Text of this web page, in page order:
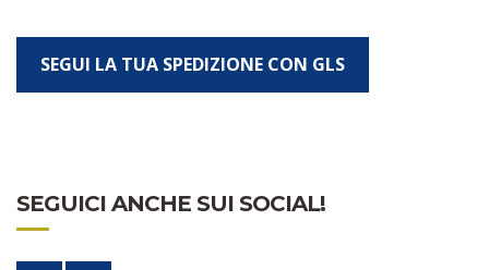
SEGUI LA TUA SPEDIZIONE CON GLS
SEGUICI ANCHE SUI SOCIAL!